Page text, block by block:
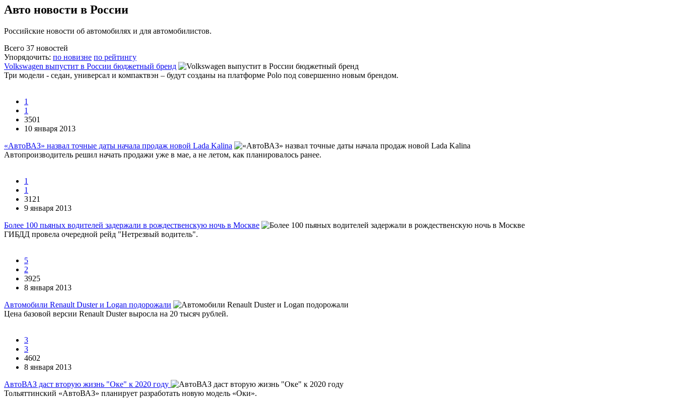
Авто новости в России
Российские новости об автомобилях и для автомобилистов.
Всего 37 новостей
Упорядочить: по новизне по рейтингу
Volkswagen выпустит в России бюджетный бренд
Три модели - седан, универсал и компактвэн – будут созданы на платформе Polo под совершенно новым брендом.
1
1
3501
10 января 2013
«АвтоВАЗ» назвал точные даты начала продаж новой Lada Kalina
Автопроизводитель решил начать продажи уже в мае, а не летом, как планировалось ранее.
1
1
3121
9 января 2013
Более 100 пьяных водителей задержали в рождественскую ночь в Москве
ГИБДД провела очередной рейд "Нетрезвый водитель".
5
2
3925
8 января 2013
Автомобили Renault Duster и Logan подорожали
Цена базовой версии Renault Duster выросла на 20 тысяч рублей.
3
3
4602
8 января 2013
АвтоВАЗ даст вторую жизнь "Оке" к 2020 году
Тольяттинский «АвтоВАЗ» планирует разработать новую модель «Оки».